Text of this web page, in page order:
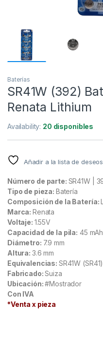
Baterías
SR41W (392)
Renata Lithium
Availability: 20 disponibles
Añadir a la lista de deseos
Número de parte: SR41W |
Tipo de pieza: Batería
Composición de la Batería:
Marca:Renata
Voltaje: 1.55V
Capacidad de la pila: 45 mAh
Diámetro: 7.9 mm
Altura: 3.6 mm
Equivalencias: SR41W
Fabricado:Suiza
Ubicación:#Mostrador
Con IVA
*Venta x pieza